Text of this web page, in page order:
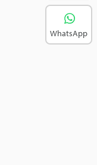
WhatsApp